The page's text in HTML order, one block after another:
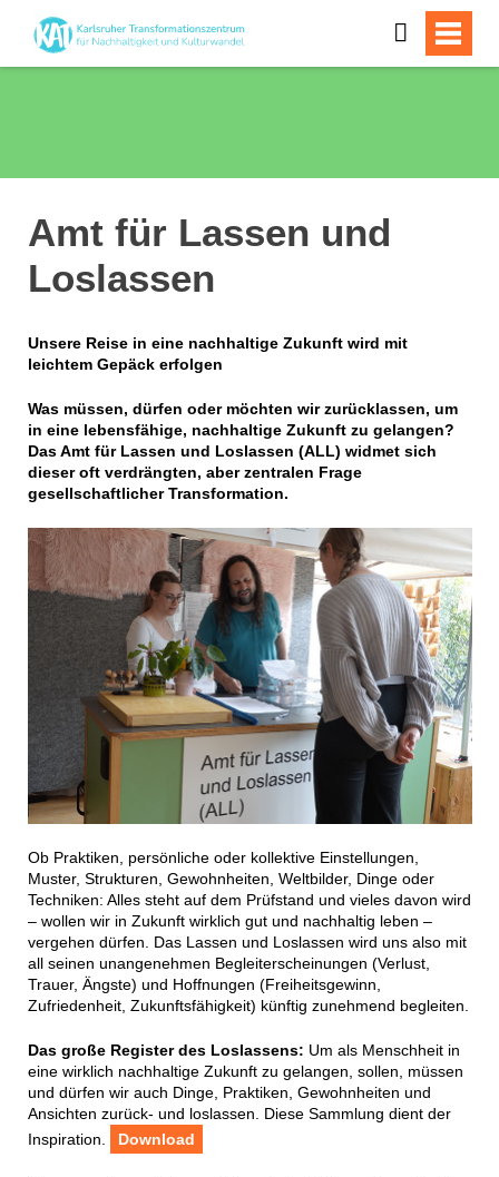
Amt für Lassen und
Loslassen
Unsere Reise in eine nachhaltige Zukunft wird mit
leichtem Gepäck erfolgen
Was müssen, dürfen oder möchten wir zurücklassen, um
in eine lebensfähige, nachhaltige Zukunft zu gelangen?
Das Amt für Lassen und Loslassen (ALL) widmet sich
dieser oft verdrängten, aber zentralen Frage
gesellschaftlicher Transformation.
Ob Praktiken, persönliche oder kollektive Einstellungen,
Muster, Strukturen, Gewohnheiten, Weltbilder, Dinge oder
Techniken: Alles steht auf dem Prüfstand und vieles davon wird
– wollen wir in Zukunft wirklich gut und nachhaltig leben –
vergehen dürfen. Das Lassen und Loslassen wird uns also mit
all seinen unangenehmen Begleiterscheinungen (Verlust,
Trauer, Ängste) und Hoffnungen (Freiheitsgewinn,
Zufriedenheit, Zukunftsfähigkeit) künftig zunehmend begleiten.
Das große Register des Loslassens: Um als Menschheit in
eine wirklich nachhaltige Zukunft zu gelangen, sollen, müssen
und dürfen wir auch Dinge, Praktiken, Gewohnheiten und
Ansichten zurück- und loslassen. Diese Sammlung dient der
Inspiration.
Download